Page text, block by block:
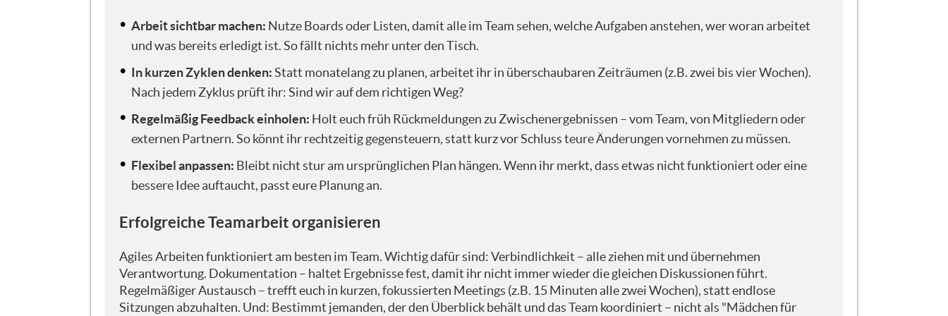
wie man die Prinzipien dahinter verstehen und anwenden kann. Und den Fokus also weniger auf die Fachsprache legen, sondern
eher darauf, wie das im Vereinsalltag, im Organisationsalltag, im Ehrenamt dann wirklich aussehen kann, damit ihr das auch mal
ausprobieren könnt und wisst, was dahintersteht. Weil ansonsten driften wir relativ schnell in so eine business-englische
Fachsprache ab. Und da bin ich immer kein großer Fan von, das im Ehrenamt zu machen. Von daher: Keep it simple.
Ich versuche, euch ein bisschen mitzunehmen auf eine kleine Reise, dass ihr versteht, was "agil" eigentlich bedeutet bzw. welche
Prinzipien dahinterstecken und wie ihr das dann smart bei euch anwendet. Und wir haben jetzt 45 Minuten Zeit, die laufen gerade
Aber auch da: Es gibt zum Thema Projektmanagement tagelange Schulungen, die auch teilweise echt teuer sind. Von daher ist das
hier heute erstmal nur ein Einstieg und wir können natürlich nicht alles abdecken. Und von daher schauen wir doch mal kurz, was
Zum Einstieg möchte ich gerne noch mal drauf gucken, warum es eigentlich im Verein manchmal ein bisschen schwierig ist, so
Projekte zu machen. Gerade auch wenn wir Richtung Agilität gucken, dann: Was bedeutet eigentlich Agilität übersetzt? Weil das
muss im Ehrenamt aus meiner Sicht nicht immer kompliziert sein. Wir brauchen nicht immer die großen Business-Begriffe,
sondern wir können einfach das verstehen, was dahintersteckt, und dann eben umsetzen. Ich werde ein Praxisbeispiel auch wieder
Arbeit sichtbar machen: Nutze Boards oder Listen, damit alle im Team sehen, welche Aufgaben anstehen, wer woran arbeitet
und was bereits erledigt ist. So fällt nichts mehr unter den Tisch.
In kurzen Zyklen denken:Statt monatelang zu planen, arbeitet ihr in überschaubaren Zeiträumen (z.B. zwei bis vier Wochen).
Nach jedem Zyklus prüft ihr: Sind wir auf dem richtigen Weg?
Regelmäßig Feedback einholen: Holt euch früh Rückmeldungen zu Zwischenergebnissen – vom Team, von Mitgliedern oder
externen Partnern. So könnt ihr rechtzeitig gegensteuern, statt kurz vor Schluss teure Änderungen vornehmen zu müssen.
Flexibel anpassen: Bleibt nicht stur am ursprünglichen Plan hängen. Wenn ihr merkt, dass etwas nicht funktioniert oder eine
bessere Idee auftaucht, passt eure Planung an.
Erfolgreiche Teamarbeit organisieren
Agiles Arbeiten funktioniert am besten im Team. Wichtig dafür sind: Verbindlichkeit – alle ziehen mit und übernehmen
Verantwortung. Dokumentation – haltet Ergebnisse fest, damit ihr nicht immer wieder die gleichen Diskussionen führt.
Regelmäßiger Austausch – trefft euch in kurzen, fokussierten Meetings (z.B. 15 Minuten alle zwei Wochen), statt endlose
Sitzungen abzuhalten. Und: Bestimmt jemanden, der den Überblick behält und das Team koordiniert – nicht als "Mädchen für